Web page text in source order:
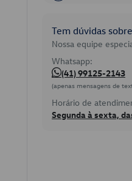
Tem dúvidas
Nossa equipe
Whatsapp:
(41) 99125-2143
(apenas mensagens de
Horário de
Segunda à sexta,